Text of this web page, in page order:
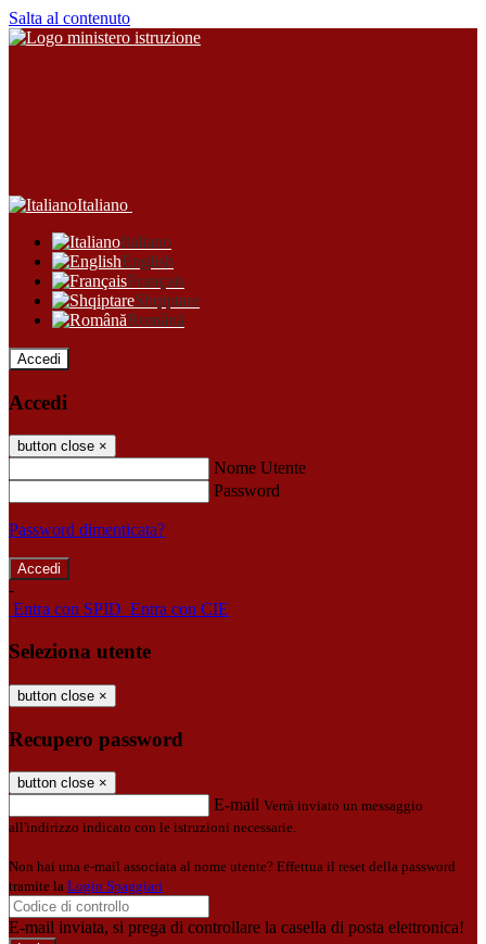
Salta al contenuto
Italiano
Italiano
English
Français
Shqiptare
Română
Accedi
Accedi
button close ×
Nome Utente
Password
Password dimenticata?
-
Entra con SPID Entra con CIE
Seleziona utente
button close ×
Recupero password
button close ×
E-mail Verrà inviato un messaggio
all'indirizzo indicato con le istruzioni necessarie.
Non hai una e-mail associata al nome utente? Effettua il reset della password
tramite la Login Spaggiari
E-mail inviata, si prega di controllare la casella di posta elettronica!